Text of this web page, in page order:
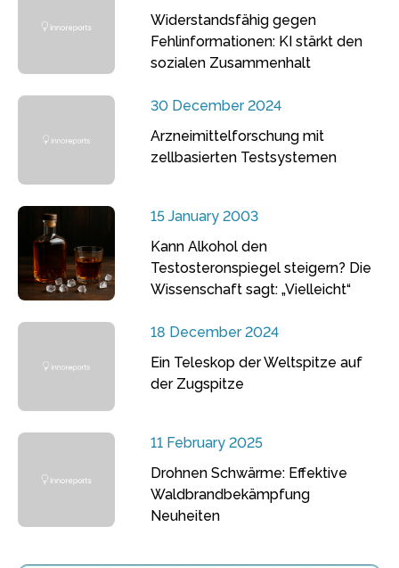
Widerstandsfähig gegen
Fehlinformationen: KI stärkt den
sozialen Zusammenhalt
30 December 2024
Arzneimittelforschung mit
zellbasierten Testsystemen
15 January 2003
Kann Alkohol den
Testosteronspiegel steigern? Die
Wissenschaft sagt: „Vielleicht“
18 December 2024
Ein Teleskop der Weltspitze auf
der Zugspitze
11 February 2025
Drohnen Schwärme: Effektive
Waldbrandbekämpfung
Neuheiten